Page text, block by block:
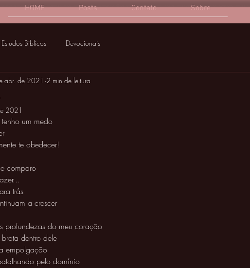
HOME Posts Contato Sobre
Estudos Bíblicos Devocionais
abr. de 2021 2 min de leitura
2021
um medo
te obedecer!
comparo
trás
a crescer
profundezas do meu coração
dentro dele
empolgação
pelo domínio